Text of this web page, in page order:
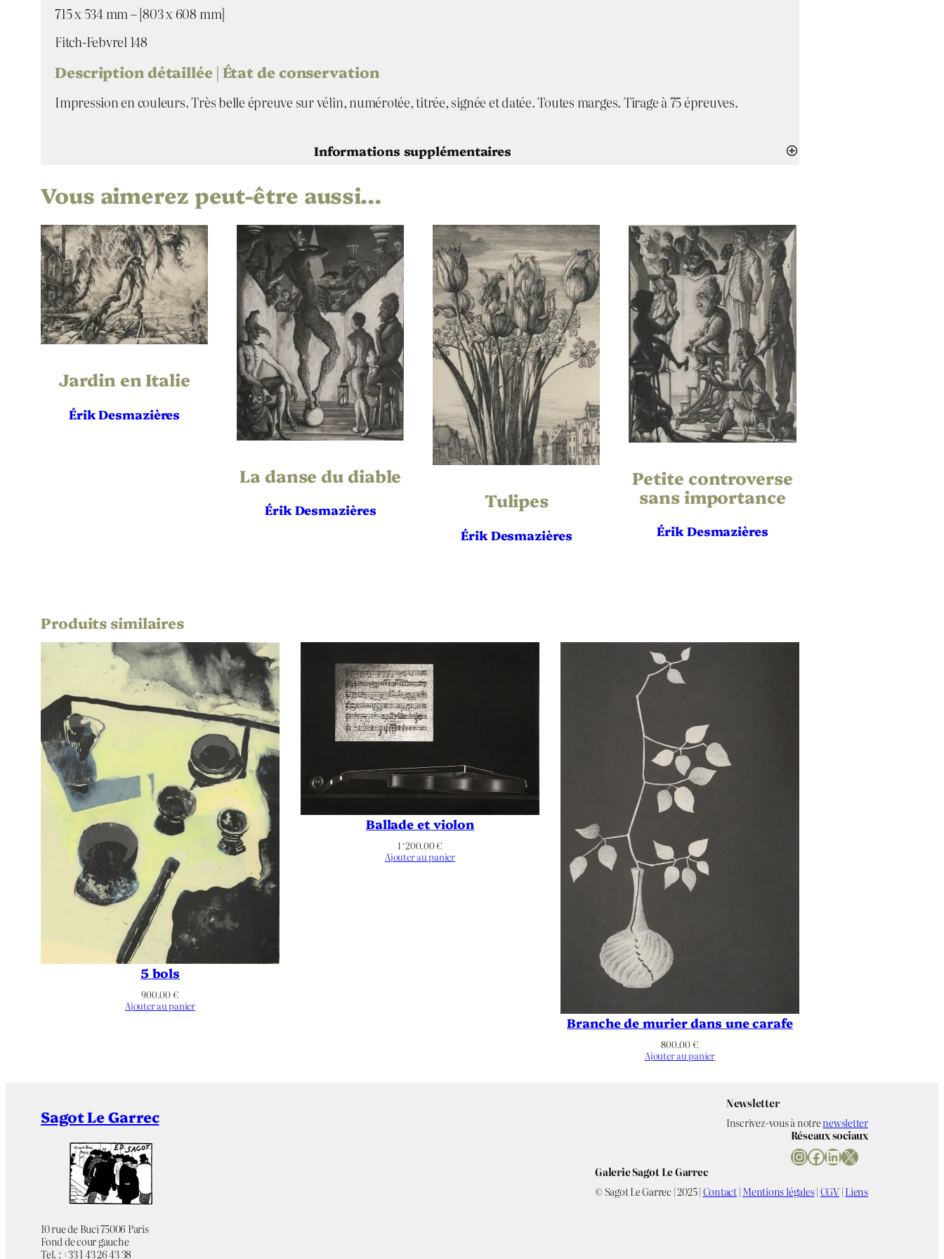
715 x 534 mm – [803 x 608 mm]
Fitch-Febvrel 148
Description détaillée | État de conservation
Impression en couleurs. Très belle épreuve sur vélin, numérotée, titrée, signée et datée. Toutes marges. Tirage à 75 épreuves.
Informations supplémentaires
Valeur
Artiste
Paris, 11 boulevard de Clichy
1996
Technique Aquatinte Eau-forte,Roulette
Support | Papier Vélin
Hauteur de l’oeuvre (mm) 715
Largeur de l’oeuvre (mm) 534
Largeur du Support | Papier (mm) 608
Référence bibliographique
Publication Non applicable
Chromie Couleurs
Orientation Portrait
Thématique Arbre,Architecture,Figuratif
Vous aimerez peut-être aussi…
Jardin en Italie
Érik Desmazières
La danse du diable
Érik Desmazières Tulipes
Érik Desmazières
Petite controverse
sans importance
Érik Desmazières
Produits similaires
5 bols
900.00 €
Ajouter au panier
Ballade et violon
1 ‘200.00€
Ajouter au panier
Branche de murier dans une carafe
800.00 €
Ajouter au panier
Sagot Le Garrec
10 rue de Buci 75006 Paris
Fond de cour gauche
Tel. : +33 1 43 26 43 38
Newsletter
Inscrivez-vous à notrenewsletter
Réseaux sociaux
InstagramFacebook LinkedIn X
Galerie Sagot Le Garrec
© Sagot Le Garrec | 2025 |Contact|Mentions légales|CGV|Liens